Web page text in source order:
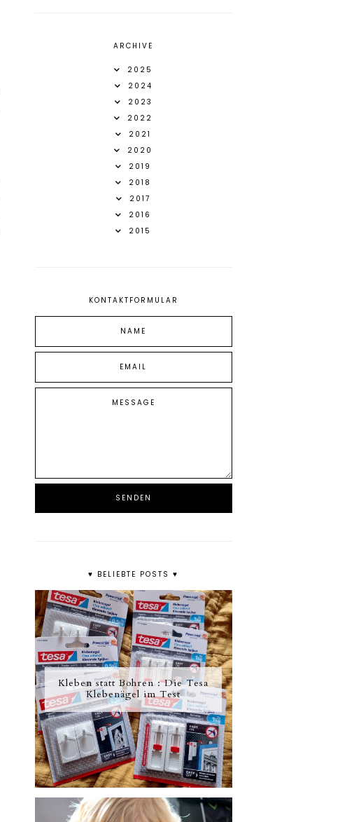
ARCHIVE
2025
2024
2023
2022
2021
2020
2019
2018
2017
2016
2015
KONTAKTFORMULAR
♥ BELIEBTE POSTS ♥
Kleben statt Bohren : Die Tesa
Klebenägel im Test